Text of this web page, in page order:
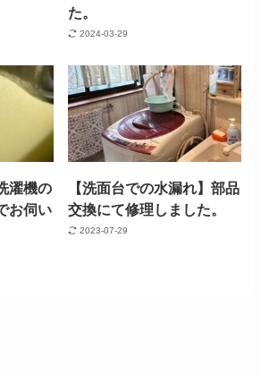
た。
2024-03-29
濯機の
お伺い
【洗面台での水漏れ】部品
交換にて修理しました。
2023-07-29